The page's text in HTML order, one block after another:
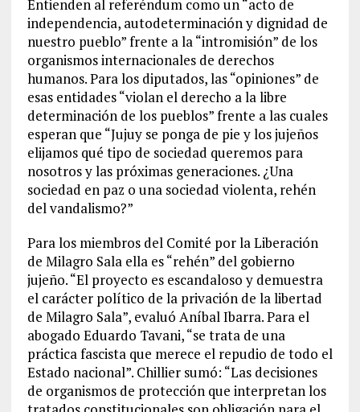
Entienden al referéndum como un “acto de
independencia, autodeterminación y dignidad de
nuestro pueblo” frente a la “intromisión” de los
organismos internacionales de derechos
humanos. Para los diputados, las “opiniones” de
esas entidades “violan el derecho a la libre
determinación de los pueblos” frente a las cuales
esperan que “Jujuy se ponga de pie y los jujeños
elijamos qué tipo de sociedad queremos para
nosotros y las próximas generaciones. ¿Una
sociedad en paz o una sociedad violenta, rehén
del vandalismo?”
Para los miembros del Comité por la Liberación
de Milagro Sala ella es “rehén” del gobierno
jujeño. “El proyecto es escandaloso y demuestra
el carácter político de la privación de la libertad
de Milagro Sala”, evaluó Aníbal Ibarra. Para el
abogado Eduardo Tavani, “se trata de una
práctica fascista que merece el repudio de todo el
Estado nacional”. Chillier sumó: “Las decisiones
de organismos de protección que interpretan los